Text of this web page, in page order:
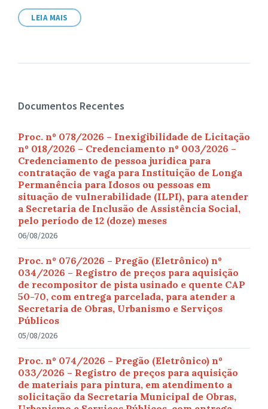
LEIA MAIS
Documentos Recentes
Proc. nº 078/2026 – Inexigibilidade de Licitação
nº 018/2026 – Credenciamento nº 003/2026 –
Credenciamento de pessoa jurídica para
contratação de vaga para Instituição de Longa
Permanência para Idosos ou pessoas em
situação de vulnerabilidade (ILPI), para atender
a Secretaria de Inclusão de Assistência Social,
pelo período de 12 (doze) meses
06/08/2026
Proc. nº 076/2026 – Pregão (Eletrônico) nº
034/2026 – Registro de preços para aquisição
de recompositor de pista usinado e quente CAP
50-70, com entrega parcelada, para atender a
Secretaria de Obras, Urbanismo e Serviços
Públicos
05/08/2026
Proc. nº 074/2026 – Pregão (Eletrônico) nº
033/2026 – Registro de preços para aquisição
de materiais para pintura, em atendimento a
solicitação da Secretaria Municipal de Obras,